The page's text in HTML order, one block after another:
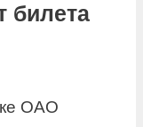
билета
ОАО